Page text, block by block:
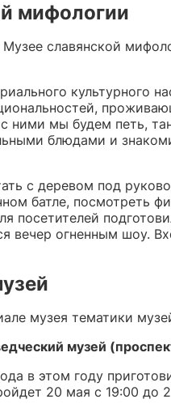
мифологии
славянской
культурного
ними мы будем петь,
блюдами и
с деревом под
батле, посмотреть
посетителей
вечер огненным шоу.
музея тематики
музей
в этом году
20 мая с 19:00 до